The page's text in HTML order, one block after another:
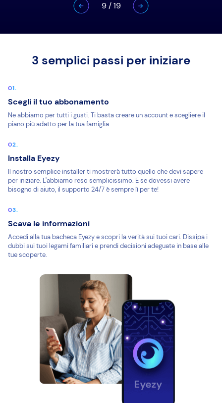
9/19
3 semplici passi per iniziare
Scegli il tuo abbonamento
Ne abbiamo per tutti i gusti. Ti basta creare un account e scegliere il
piano più adatto per la tua famiglia.
Installa Eyezy
Il nostro semplice installer ti mostrerà tutto quello che devi sapere
per iniziare. L'abbiamo reso semplicissimo. E se dovessi avere
bisogno di aiuto, il supporto 24/7 è sempre lì per te!
Scava le informazioni
Accedi alla tua bacheca Eyezy e scopri la verità sui tuoi cari. Dissipa i
dubbi sui tuoi legami familiari e prendi decisioni adeguate in base alle
tue scoperte.